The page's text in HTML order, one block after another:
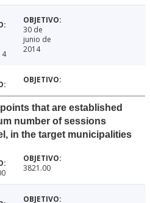
30 de
junio de
2014
that are established
number of sessions
in the target municipalities
3821.00